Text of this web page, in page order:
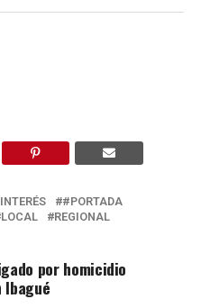
#PORTADA
LOCAL REGIONAL
por homicidio